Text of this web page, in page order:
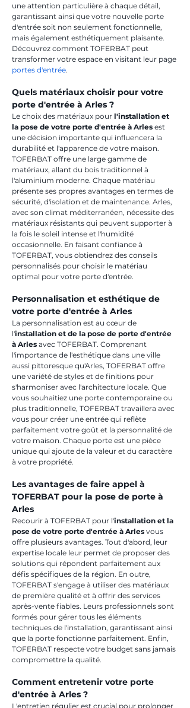
une attention particulière à chaque détail,
garantissant ainsi que votre nouvelle porte
d'entrée soit non seulement fonctionnelle,
mais également esthétiquement plaisante.
Découvrez comment TOFERBAT peut
transformer votre espace en visitant leur page
portes d'entrée.
Quels matériaux choisir pour votre
porte d'entrée à Arles ?
Le choix des matériaux pour l'installation et
la pose de votre porte d'entrée à Arles est
une décision importante qui influencera la
durabilité et l'apparence de votre maison.
TOFERBAT offre une large gamme de
matériaux, allant du bois traditionnel à
l'aluminium moderne. Chaque matériau
présente ses propres avantages en termes de
sécurité, d'isolation et de maintenance. Arles,
avec son climat méditerranéen, nécessite des
matériaux résistants qui peuvent supporter à
la fois le soleil intense et l'humidité
occasionnelle. En faisant confiance à
TOFERBAT, vous obtiendrez des conseils
personnalisés pour choisir le matériau
optimal pour votre porte d'entrée.
Personnalisation et esthétique de
votre porte d'entrée à Arles
La personnalisation est au cœur de
l'installation et de la pose de porte d'entrée
à Arles avec TOFERBAT. Comprenant
l'importance de l'esthétique dans une ville
aussi pittoresque qu'Arles, TOFERBAT offre
une variété de styles et de finitions pour
s'harmoniser avec l'architecture locale. Que
vous souhaitiez une porte contemporaine ou
plus traditionnelle, TOFERBAT travaillera avec
vous pour créer une entrée qui reflète
parfaitement votre goût et la personnalité de
votre maison. Chaque porte est une pièce
unique qui ajoute de la valeur et du caractère
à votre propriété.
Les avantages de faire appel à
TOFERBAT pour la pose de porte à
Arles
Recourir à TOFERBAT pour l'installation et la
pose de votre porte d'entrée à Arles vous
offre plusieurs avantages. Tout d'abord, leur
expertise locale leur permet de proposer des
solutions qui répondent parfaitement aux
défis spécifiques de la région. En outre,
TOFERBAT s'engage à utiliser des matériaux
de première qualité et à offrir des services
après-vente fiables. Leurs professionnels sont
formés pour gérer tous les éléments
techniques de l'installation, garantissant ainsi
que la porte fonctionne parfaitement. Enfin,
TOFERBAT respecte votre budget sans jamais
compromettre la qualité.
Comment entretenir votre porte
d'entrée à Arles ?
L'entretien régulier est crucial pour prolonger